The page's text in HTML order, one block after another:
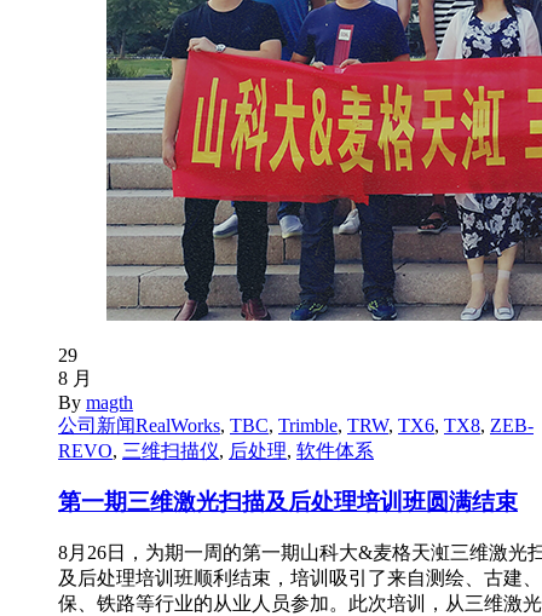
29
8 月
By magth
公司新闻RealWorks, TBC, Trimble, TRW, TX6, TX8, ZEB-
REVO, 三维扫描仪, 后处理, 软件体系
第一期三维激光扫描及后处理培训班圆满结束
8月26日，为期一周的第一期山科大&麦格天渱三维激光
及后处理培训班顺利结束，培训吸引了来自测绘、古建
保、铁路等行业的从业人员参加。此次培训，从三维激